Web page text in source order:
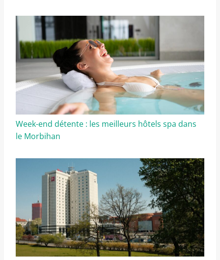
Week-end détente : les meilleurs hôtels spa dans
le Morbihan